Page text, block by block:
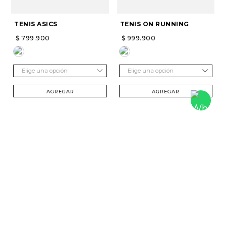
TENIS ASICS
$ 799.900
Elige una opción
AGREGAR
TENIS ON RUNNING
$ 999.900
Elige una opción
AGREGAR